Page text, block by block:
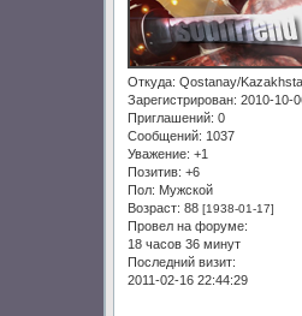
Откуда: Qostanay/
Зарегистрирован: 2010-10-
Приглашений: 0
Сообщений: 1037
Уважение: +1
Позитив: +6
Пол: Мужской
Возраст: 88[1938-01-17]
Провел на форуме:
18 часов 36 минут
Последний визит:
2011-02-16 22:44:29